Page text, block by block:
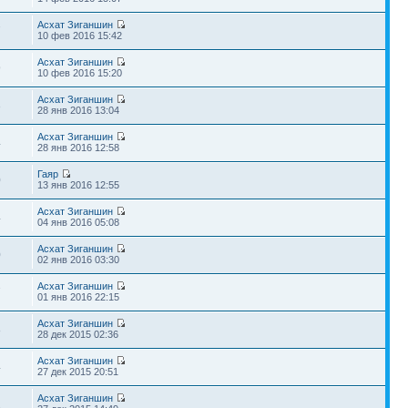
Асхат Зиганшин
10 фев 2016 15:42
Асхат Зиганшин
10 фев 2016 15:20
Асхат Зиганшин
28 янв 2016 13:04
Асхат Зиганшин
28 янв 2016 12:58
Гаяр
13 янв 2016 12:55
Асхат Зиганшин
04 янв 2016 05:08
Асхат Зиганшин
02 янв 2016 03:30
Асхат Зиганшин
01 янв 2016 22:15
Асхат Зиганшин
28 дек 2015 02:36
Асхат Зиганшин
27 дек 2015 20:51
Асхат Зиганшин